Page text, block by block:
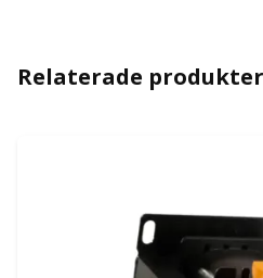
Relaterade produkter